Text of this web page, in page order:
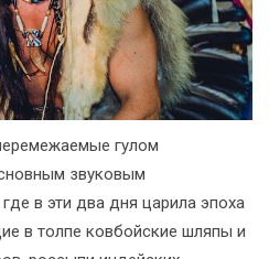
гулом
звуковым
в эти два дня царила эпоха
в толпе ковбойские шляпы и